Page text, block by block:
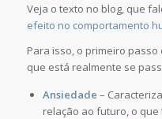
Veja o texto no blog, que
efeito no comportamento
Para isso, o primeiro
que está realmente se
Ansiedade –
relação ao futuro, o